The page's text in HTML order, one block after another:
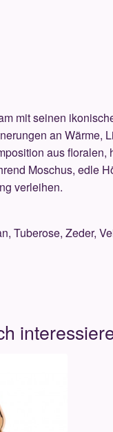
mit seinen
an Wärme,
aus
Moschus, edle
verleihen.
Tuberose, Zeder,